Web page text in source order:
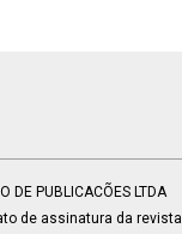
PUBLICACÕES LTDA
de assinatura da revista